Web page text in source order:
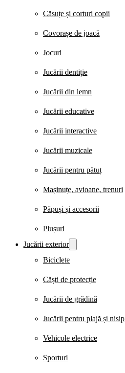
Căsuțe și corturi copii
Covorașe de joacă
Jocuri
Jucării dentiție
Jucării din lemn
Jucării educative
Jucării interactive
Jucării muzicale
Jucării pentru pătuț
Mașinuțe, avioane, trenuri
Păpuși și accesorii
Plușuri
Jucării exterior
Biciclete
Căști de protecție
Jucării de grădină
Jucării pentru plajă și nisip
Vehicole electrice
Sporturi